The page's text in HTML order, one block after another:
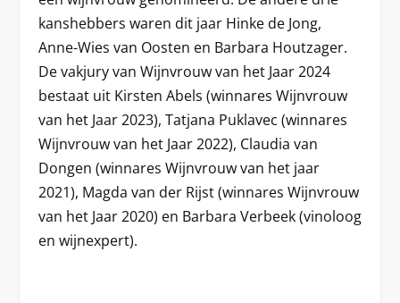
kanshebbers waren dit jaar Hinke de Jong,
Anne-Wies van Oosten en Barbara Houtzager.
De vakjury van Wijnvrouw van het Jaar 2024
bestaat uit Kirsten Abels (winnares Wijnvrouw
van het Jaar 2023), Tatjana Puklavec (winnares
Wijnvrouw van het Jaar 2022), Claudia van
Dongen (winnares Wijnvrouw van het jaar
2021), Magda van der Rijst (winnares Wijnvrouw
van het Jaar 2020) en Barbara Verbeek (vinoloog
en wijnexpert).